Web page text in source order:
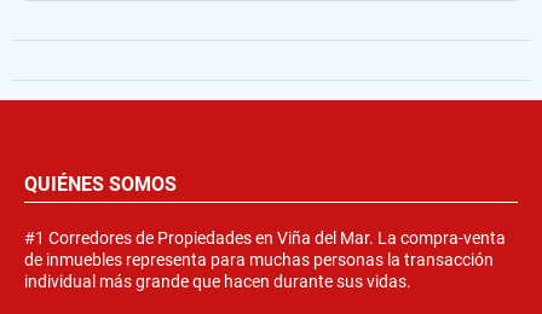
QUIÉNES SOMOS
#1 Corredores de Propiedades en Viña del Mar. La compra-venta
de inmuebles representa para muchas personas la transacción
individual más grande que hacen durante sus vidas.